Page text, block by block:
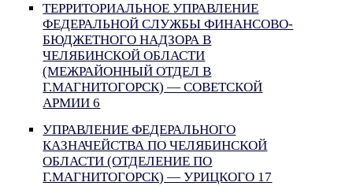
ТЕРРИТОРИАЛЬНОЕ УПРАВЛЕНИЕ
ФЕДЕРАЛЬНОЙ СЛУЖБЫ ФИНАНСОВО-
БЮДЖЕТНОГО НАДЗОРА В
ЧЕЛЯБИНСКОЙ ОБЛАСТИ
(МЕЖРАЙОННЫЙ ОТДЕЛ В
Г.МАГНИТОГОРСК) — СОВЕТСКОЙ
АРМИИ 6
УПРАВЛЕНИЕ ФЕДЕРАЛЬНОГО
КАЗНАЧЕЙСТВА ПО ЧЕЛЯБИНСКОЙ
ОБЛАСТИ (ОТДЕЛЕНИЕ ПО
Г.МАГНИТОГОРСК) — УРИЦКОГО 17